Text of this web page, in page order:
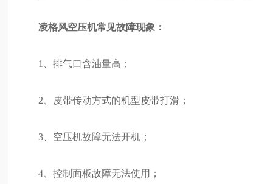
凌格风空压机常见故障现象：
1、排气口含油量高；
2、皮带传动方式的机型皮带打滑；
3、空压机故障无法开机；
4、控制面板故障无法使用；